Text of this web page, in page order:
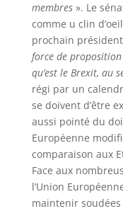
membres». Le
comme u clin
prochain
force de proposition
qu’est le Brexit, au
régi par un
se doivent d’être
aussi pointé du
Européenne
comparaison aux
Face aux
l’Union
maintenir